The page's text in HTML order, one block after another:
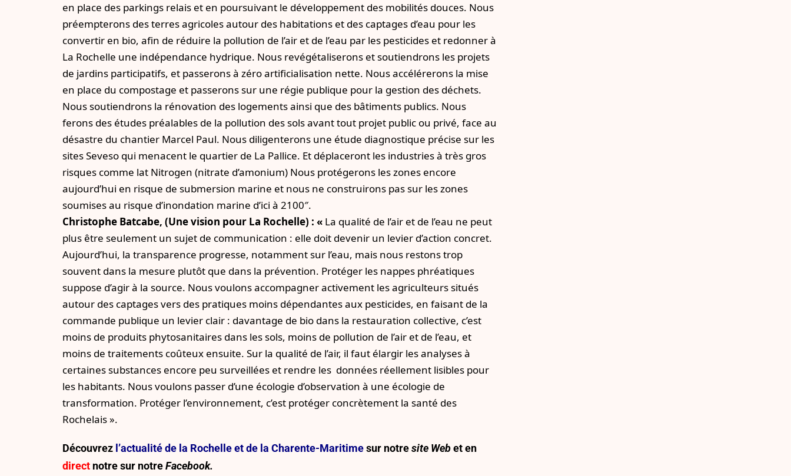
en place des parkings relais et en poursuivant le développement des mobilités douces. Nous
préempterons des terres agricoles autour des habitations et des captages d’eau pour les
convertir en bio, afin de réduire la pollution de l’air et de l’eau par les pesticides et redonner à
La Rochelle une indépendance hydrique. Nous revégétaliserons et soutiendrons les projets
de jardins participatifs, et passerons à zéro artificialisation nette. Nous accélérerons la mise
en place du compostage et passerons sur une régie publique pour la gestion des déchets.
Nous soutiendrons la rénovation des logements ainsi que des bâtiments publics. Nous
ferons des études préalables de la pollution des sols avant tout projet public ou privé, face au
désastre du chantier Marcel Paul. Nous diligenterons une étude diagnostique précise sur les
sites Seveso qui menacent le quartier de La Pallice. Et déplaceront les industries à très gros
risques comme lat Nitrogen (nitrate d’amonium) Nous protégerons les zones encore
aujourd’hui en risque de submersion marine et nous ne construirons pas sur les zones
soumises au risque d’inondation marine d’ici à 2100″.
Christophe Batcabe, (Une vision pour La Rochelle) : « La qualité de l’air et de l’eau ne peut
plus être seulement un sujet de communication : elle doit devenir un levier d’action concret.
Aujourd’hui, la transparence progresse, notamment sur l’eau, mais nous restons trop
souvent dans la mesure plutôt que dans la prévention. Protéger les nappes phréatiques
suppose d’agir à la source. Nous voulons accompagner activement les agriculteurs situés
autour des captages vers des pratiques moins dépendantes aux pesticides, en faisant de la
commande publique un levier clair : davantage de bio dans la restauration collective, c’est
moins de produits phytosanitaires dans les sols, moins de pollution de l’air et de l’eau, et
moins de traitements coûteux ensuite. Sur la qualité de l’air, il faut élargir les analyses à
certaines substances encore peu surveillées et rendre les données réellement lisibles pour
les habitants. Nous voulons passer d’une écologie d’observation à une écologie de
transformation. Protéger l’environnement, c’est protéger concrètement la santé des
Rochelais ».
Découvrez l’actualité de la Rochelle et de la Charente-Maritimesur notresite Webet en
direct notre sur notre Facebook.